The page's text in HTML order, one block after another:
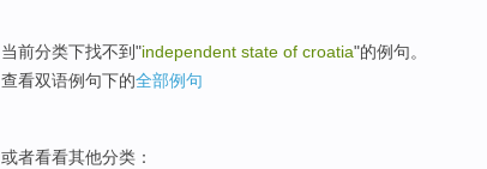
当前分类下找不到"independent state of croatia"的例句。
查看双语例句下的全部例句
或者看看其他分类：